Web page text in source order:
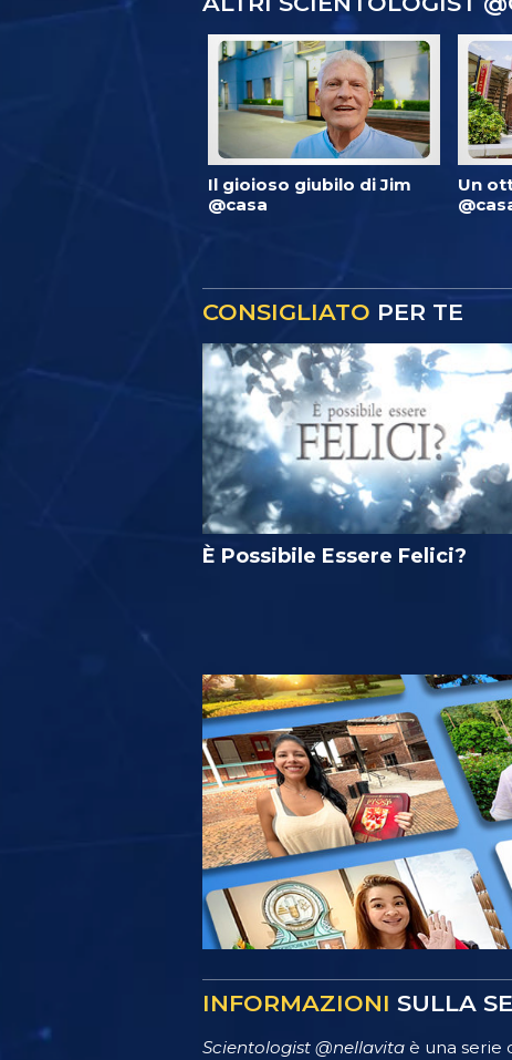
Il gioioso giubilo di Jim
@casa
Un
CONSIGLIATO PER TE
È Possibile Essere Felici?
INFORMAZIONI SULLA
Scientologist @nellavita è una serie